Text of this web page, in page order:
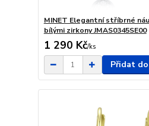
MINET Elegantní stříbrné
bílými zirkony JMAS0345SE00
1 290 Kč/ks
Přidat